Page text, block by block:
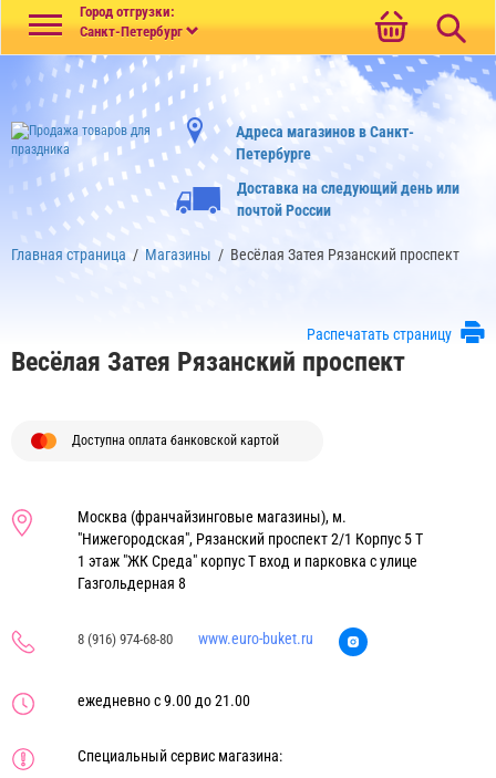
Город отгрузки:
Санкт-Петербург
Адреса магазинов в Санкт-
Петербурге
Доставка на следующий день или
почтой России
Главная страница / Магазины / Весёлая Затея Рязанский проспект
Распечатать страницу
Весёлая Затея Рязанский проспект
Доступна оплата банковской картой
Москва (франчайзинговые магазины), м.
"Нижегородская", Рязанский проспект 2/1 Корпус 5 Т
1 этаж "ЖК Среда" корпус Т вход и парковка с улице
Газгольдерная 8
8 (916) 974-68-80 www.euro-buket.ru
ежедневно с 9.00 до 21.00
Специальный сервис магазина: